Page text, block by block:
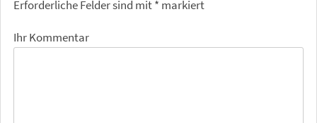
Erforderliche Felder sind mit* markiert
Ihr Kommentar